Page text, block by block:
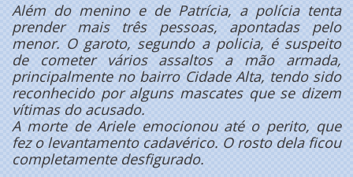
Além do menino e de Patrícia, a polícia tenta
prender mais três pessoas, apontadas pelo
menor. O garoto, segundo a policia, é suspeito
de cometer vários assaltos a mão armada,
principalmente no bairro Cidade Alta, tendo sido
reconhecido por alguns mascates que se dizem
vítimas do acusado.
A morte de Ariele emocionou até o perito, que
fez o levantamento cadavérico. O rosto dela ficou
completamente desfigurado.